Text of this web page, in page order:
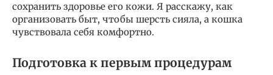
сохранить здоровье его кожи. Я расскажу, как
организовать быт, чтобы шерсть сияла, а кошка
чувствовала себя комфортно.
Подготовка к первым процедурам